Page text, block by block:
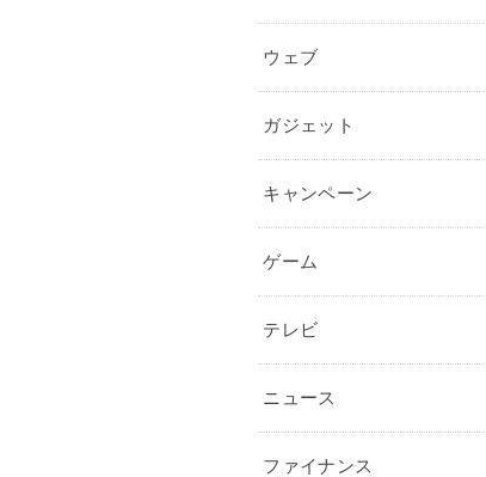
ウェブ
ガジェット
キャンペーン
ゲーム
テレビ
ニュース
ファイナンス